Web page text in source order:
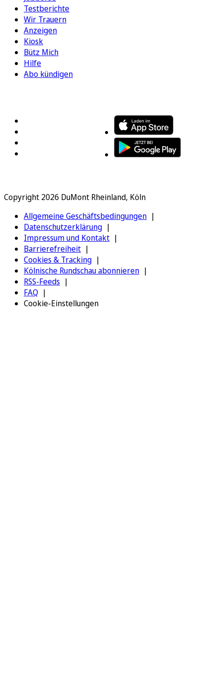
Testberichte
Wir Trauern
Anzeigen
Kiosk
Bütz Mich
Hilfe
Abo kündigen
Copyright 2026 DuMont Rheinland, Köln
Allgemeine Geschäftsbedingungen
Datenschutzerklärung
Impressum und Kontakt
Barrierefreiheit
Cookies & Tracking
Kölnische Rundschau abonnieren
RSS-Feeds
FAQ
Cookie-Einstellungen